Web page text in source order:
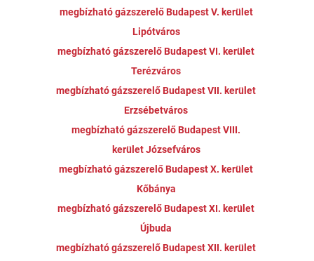
megbízható gázszerelő Budapest V. kerület
Lipótváros
megbízható gázszerelő Budapest VI. kerület
Terézváros
megbízható gázszerelő Budapest VII. kerület
Erzsébetváros
megbízható gázszerelő Budapest VIII.
kerület Józsefváros
megbízható gázszerelő Budapest X. kerület
Kőbánya
megbízható gázszerelő Budapest XI. kerület
Újbuda
megbízható gázszerelő Budapest XII. kerület